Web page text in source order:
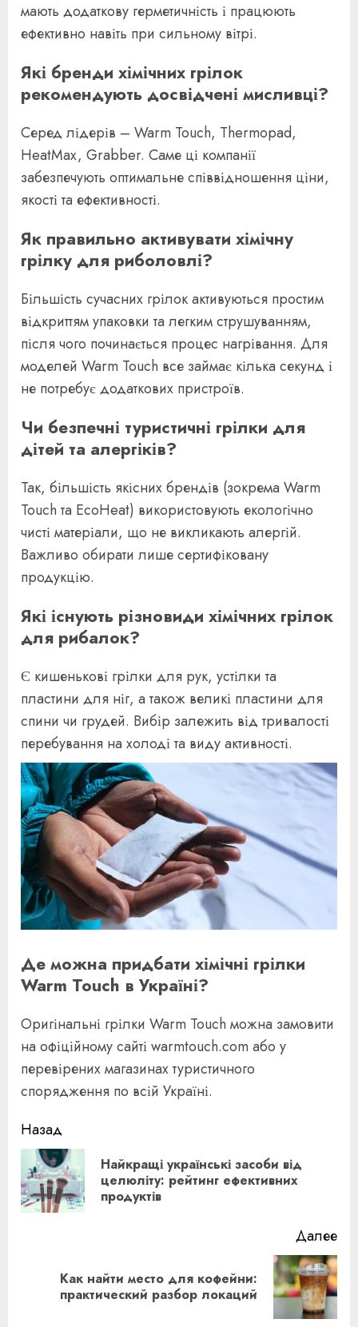
мають додаткову герметичність і працюють
ефективно навіть при сильному вітрі.
Які бренди хімічних грілок
рекомендують досвідчені мисливці?
Серед лідерів – Warm Touch, Thermopad,
HeatMax, Grabber. Саме ці компанії
забезпечують оптимальне співвідношення ціни,
якості та ефективності.
Як правильно активувати хімічну
грілку для риболовлі?
Більшість сучасних грілок активуються простим
відкриттям упаковки та легким струшуванням,
після чого починається процес нагрівання. Для
моделей Warm Touch все займає кілька секунд і
не потребує додаткових пристроїв.
Чи безпечні туристичні грілки для
дітей та алергіків?
Так, більшість якісних брендів (зокрема Warm
Touch та EcoHeat) використовують екологічно
чисті матеріали, що не викликають алергій.
Важливо обирати лише сертифіковану
продукцію.
Які існують різновиди хімічних грілок
для рибалок?
Є кишенькові грілки для рук, устілки та
пластини для ніг, а також великі пластини для
спини чи грудей. Вибір залежить від тривалості
перебування на холоді та виду активності.
Де можна придбати хімічні грілки
Warm Touch в Україні?
Оригінальні грілки Warm Touch можна замовити
на офіційному сайті warmtouch.com або у
перевірених магазинах туристичного
спорядження по всій Україні.
Продолжить
чтение
Назад
Найкращі українські засоби від
целюліту: рейтинг ефективних
продуктів
Далее
Следующая
запись:
Как найти место для кофейни:
практический разбор локаций